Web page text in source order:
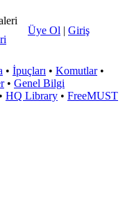
Üye Ol | Giriş
• İpuçları • Komutlar•
• Genel Bilgi
• HQ Library • FreeMUST